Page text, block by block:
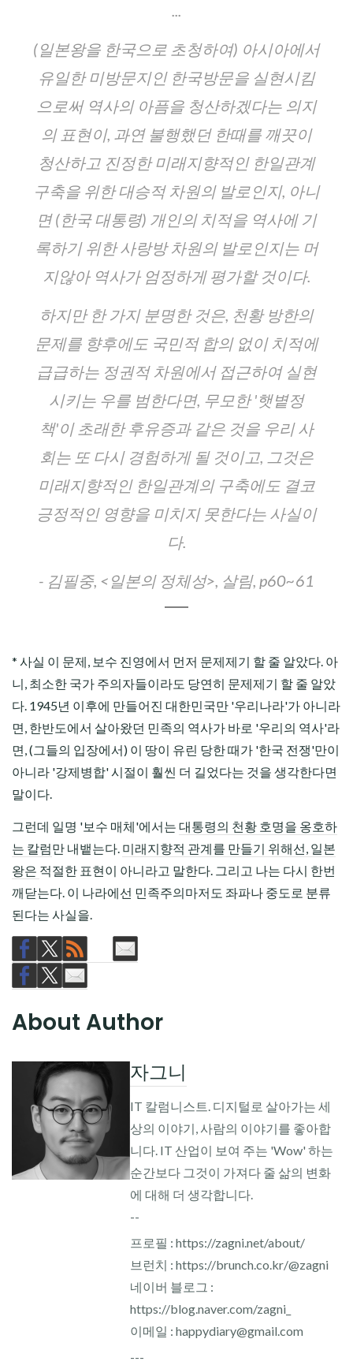
...
(일본왕을 한국으로 초청하여) 아시아에서
유일한 미방문지인 한국방문을 실현시킴
으로써 역사의 아픔을 청산하겠다는 의지
의 표현이, 과연 불행했던 한때를 깨끗이
청산하고 진정한 미래지향적인 한일관계
구축을 위한 대승적 차원의 발로인지, 아니
면 (한국 대통령) 개인의 치적을 역사에 기
록하기 위한 사랑방 차원의 발로인지는 머
지않아 역사가 엄정하게 평가할 것이다.
하지만 한 가지 분명한 것은, 천황 방한의
문제를 향후에도 국민적 합의 없이 치적에
급급하는 정권적 차원에서 접근하여 실현
시키는 우를 범한다면, 무모한 '햇볕정
책'이 초래한 후유증과 같은 것을 우리 사
회는 또 다시 경험하게 될 것이고, 그것은
미래지향적인 한일관계의 구축에도 결코
긍정적인 영향을 미치지 못한다는 사실이
다.
- 김필중, <일본의 정체성>, 살림, p60~61
* 사실 이 문제, 보수 진영에서 먼저 문제제기 할 줄 알았다. 아
니, 최소한 국가 주의자들이라도 당연히 문제제기 할 줄 알았
다. 1945년 이후에 만들어진 대한민국만 '우리나라'가 아니라
면, 한반도에서 살아왔던 민족의 역사가 바로 '우리의 역사'라
면, (그들의 입장에서) 이 땅이 유린 당한 때가 '한국 전쟁'만이
아니라 '강제병합' 시절이 훨씬 더 길었다는 것을 생각한다면
말이다.
그런데 일명 '보수 매체'에서는 대통령의 천황 호명을 옹호하
는 칼럼만 내뱉는다. 미래지향적 관계를 만들기 위해선, 일본
왕은 적절한 표현이 아니라고 말한다. 그리고 나는 다시 한번
깨닫는다. 이 나라에선 민족주의마저도 좌파나 중도로 분류
된다는 사실을.
About Author
자그니
IT 칼럼니스트. 디지털로 살아가는 세
상의 이야기, 사람의 이야기를 좋아합
니다. IT 산업이 보여 주는 'Wow' 하는
순간보다 그것이 가져다 줄 삶의 변화
에 대해 더 생각합니다.
--
프로필 : https://zagni.net/about/
브런치 : https://brunch.co.kr/@zagni
네이버 블로그 :
https://blog.naver.com/zagni_
이메일 : happydiary@gmail.com
---